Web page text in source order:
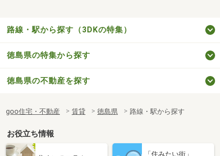
路線・駅から探す（3DKの特集）
徳島県の特集から探す
徳島県の不動産を探す
goo住宅・不動産 賃貸 徳島県 路線・駅から探す
お役立ち情報
「住みたい街」